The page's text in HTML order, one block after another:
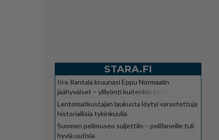
STARA.FI
IIro Rantala kruunasi Eppu Normaalin
jäähyväiset – ylilyönti kuitenkin tyrmistytti
Lentomatkustajan laukusta löytyi varastettuja
historiallisia tykinkuulia
Suomen pelimuseo suljettiin – pelifaneille tuli
hyviä uutisia